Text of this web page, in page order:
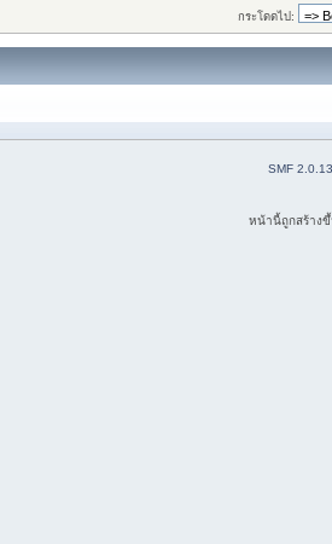
กระโดดไป:
SMF 2.0.13
หน้านี้ถูกสร้าง